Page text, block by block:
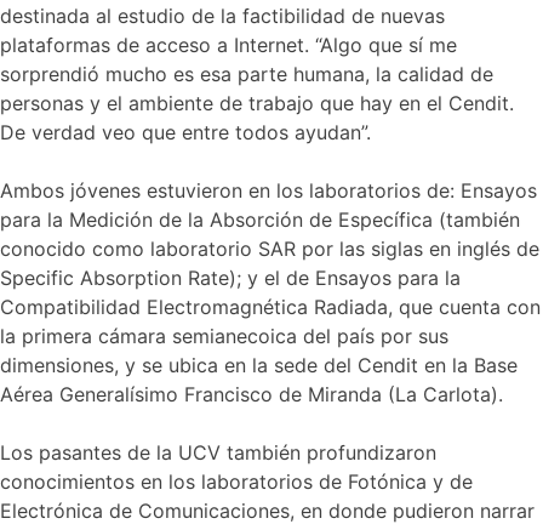
destinada al estudio de la factibilidad de nuevas
plataformas de acceso a Internet. “Algo que sí me
sorprendió mucho es esa parte humana, la calidad de
personas y el ambiente de trabajo que hay en el Cendit.
De verdad veo que entre todos ayudan”.
Ambos jóvenes estuvieron en los laboratorios de: Ensayos
para la Medición de la Absorción de Específica (también
conocido como laboratorio SAR por las siglas en inglés de
Specific Absorption Rate); y el de Ensayos para la
Compatibilidad Electromagnética Radiada, que cuenta con
la primera cámara semianecoica del país por sus
dimensiones, y se ubica en la sede del Cendit en la Base
Aérea Generalísimo Francisco de Miranda (La Carlota).
Los pasantes de la UCV también profundizaron
conocimientos en los laboratorios de Fotónica y de
Electrónica de Comunicaciones, en donde pudieron narrar